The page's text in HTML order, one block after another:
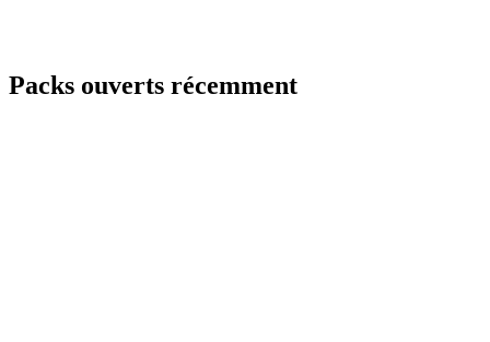
Packs ouverts récemment